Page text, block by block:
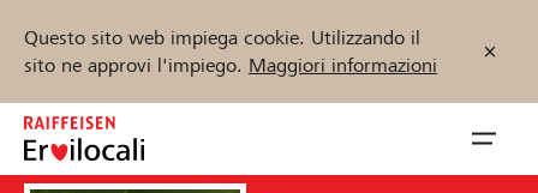
Questo sito web impiega cookie. Utilizzando il
sito ne approvi l'impiego. Maggiori informazioni
Zum
Inhalt
springen
öffnen